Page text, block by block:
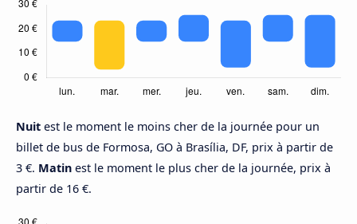
Nuit est le moment le moins cher de la journée pour un
billet de bus de Formosa, GO à Brasília, DF, prix à partir de
3 €. Matin est le moment le plus cher de la journée, prix à
partir de 16 €.